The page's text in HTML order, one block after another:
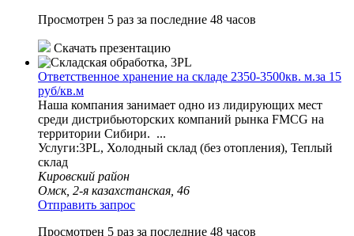
Просмотрен 5 раз за последние 48 часов
Скачать презентацию
Ответственное хранение на складе 2350-3500кв. м.за 15
руб/кв.м
Наша компания занимает одно из лидирующих мест
среди дистрибьюторских компаний рынка FMCG на
территории Сибири. ...
Услуги:3PL, Холодный склад (без отопления), Теплый
склад
Кировский район
Омск, 2-я казахстанская, 46
Отправить запрос
Просмотрен 5 раз за последние 48 часов